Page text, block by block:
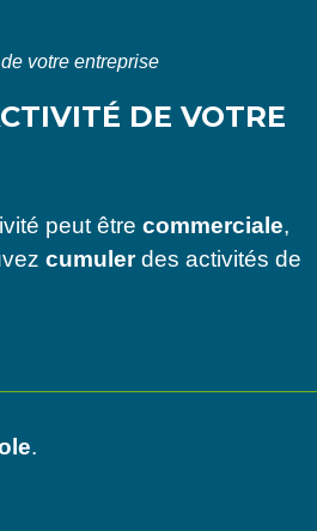
votre entreprise
DE VOTRE
peut être commerciale,
cumulerdes activités de
.